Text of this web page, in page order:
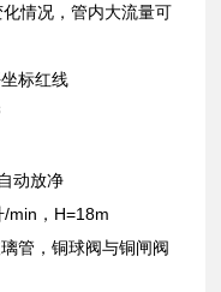
情况，管内大流量可
标红线
动放净
/min，H=18m
管，铜球阀与铜闸阀